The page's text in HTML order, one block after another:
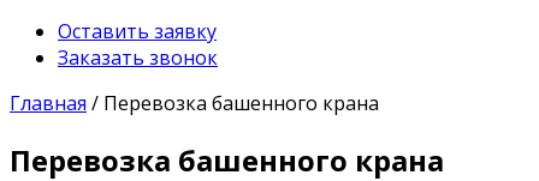
Оставить заявку
Заказать звонок
Главная / Перевозка башенного крана
Перевозка башенного крана